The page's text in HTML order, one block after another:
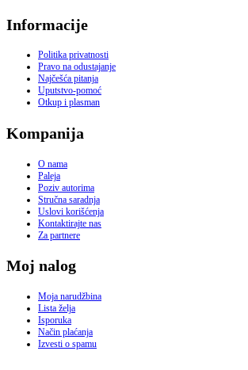
Informacije
Politika privatnosti
Pravo na odustajanje
Najčešća pitanja
Uputstvo-pomoć
Otkup i plasman
Kompanija
O nama
Paleja
Poziv autorima
Stručna saradnja
Uslovi korišćenja
Kontaktirajte nas
Za partnere
Moj nalog
Moja narudžbina
Lista želja
Isporuka
Način plaćanja
Izvesti o spamu